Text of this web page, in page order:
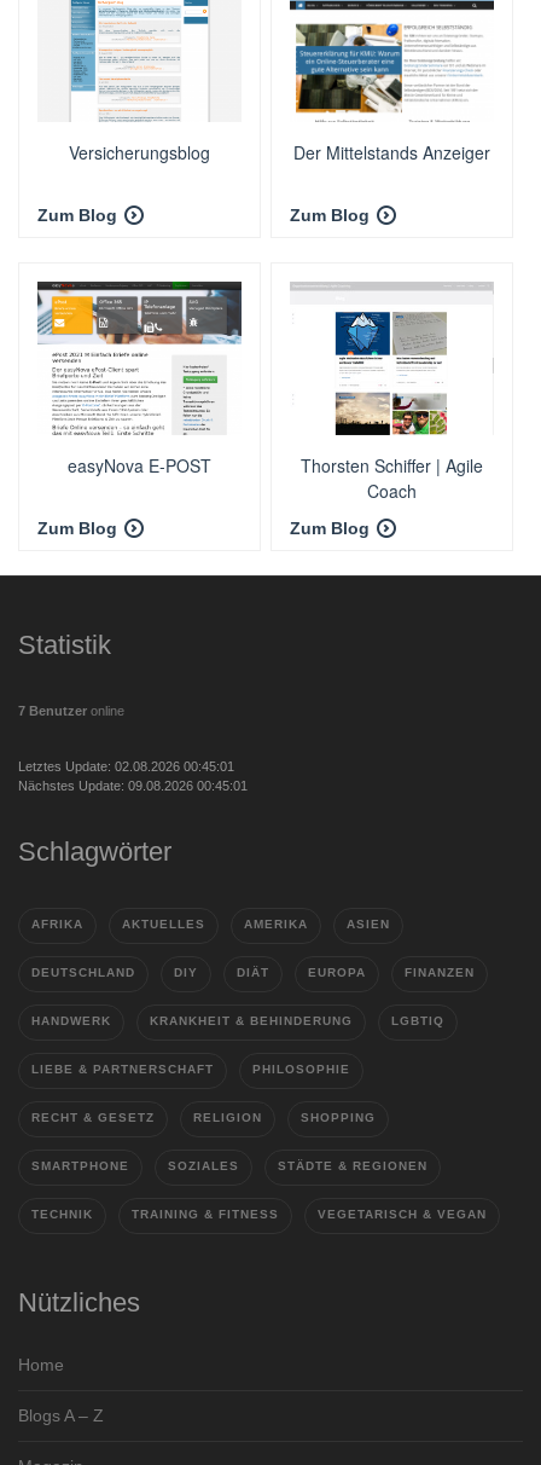
Versicherungsblog
Zum Blog
Der Mittelstands Anzeiger
Zum Blog
easyNova E-POST
Zum Blog
Thorsten Schiffer | Agile
Coach
Zum Blog
Statistik
7 Benutzer online
Letztes Update: 02.08.2026 00:45:01
Nächstes Update: 09.08.2026 00:45:01
Schlagwörter
AFRIKA AKTUELLES AMERIKA ASIEN
DEUTSCHLAND DIY DIÄT EUROPA FINANZEN
HANDWERK KRANKHEIT & BEHINDERUNG LGBTIQ
LIEBE & PARTNERSCHAFT PHILOSOPHIE
RECHT & GESETZ RELIGION SHOPPING
SMARTPHONE SOZIALES STÄDTE & REGIONEN
TECHNIK TRAINING & FITNESS VEGETARISCH & VEGAN
Nützliches
Home
Blogs A – Z